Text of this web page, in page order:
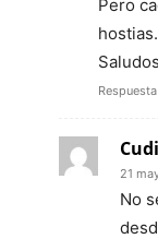
Pero
hostias.
Respuesta
21
No